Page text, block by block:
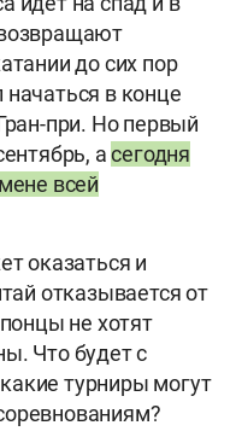
до сих пор
в конце
при. Но первый
асегодня
всей
оказаться и
отказывается от
не хотят
Что будет с
турниры могут